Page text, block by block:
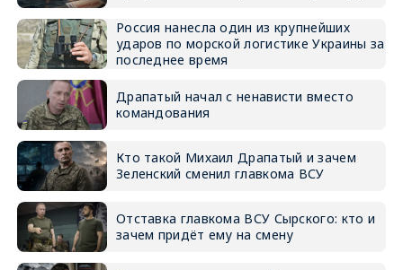
Россия нанесла один из крупнейших
ударов по морской логистике Украины за
последнее время
Драпатый начал с ненависти вместо
командования
Кто такой Михаил Драпатый и зачем
Зеленский сменил главкома ВСУ
Отставка главкома ВСУ Сырского: кто и
зачем придёт ему на смену